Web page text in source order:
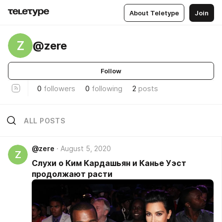
About Teletype Join
Z @zere
Follow
0 followers 0 following 2 posts
ALL POSTS
Z
@zere August 5, 2020
Слухи о Ким Кардашьян и Канье Уэст
продолжают расти